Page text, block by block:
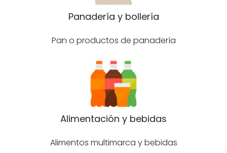
Panadería y bollería
Pan o productos de panadería
Alimentación y bebidas
Alimentos multimarca y bebidas